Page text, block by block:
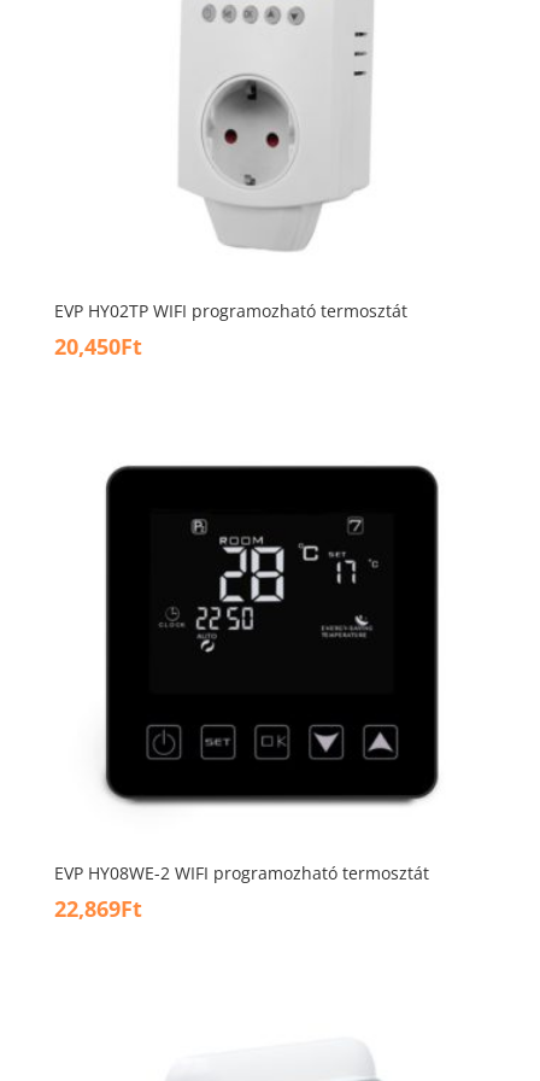
EVP HY02TP WIFI programozható termosztát
20,450Ft
EVP HY08WE-2 WIFI programozható termosztát
22,869Ft